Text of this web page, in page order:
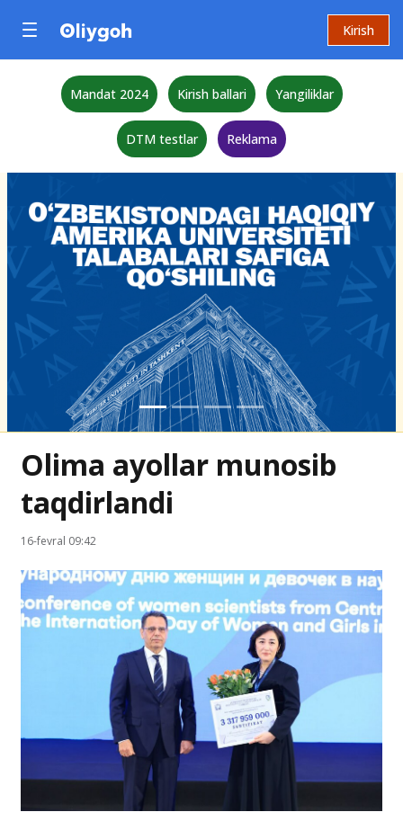
Kirish
Mandat 2024 Kirish ballari Yangiliklar
DTM testlar Reklama
Olima ayollar munosib
taqdirlandi
16-fevral 09:42